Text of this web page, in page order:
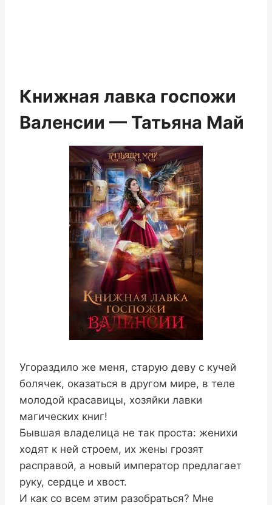
Книжная лавка госпожи
Валенсии — Татьяна Май
Угораздило же меня, старую деву с кучей
болячек, оказаться в другом мире, в теле
молодой красавицы, хозяйки лавки
магических книг!
Бывшая владелица не так проста: женихи
ходят к ней строем, их жены грозят
расправой, а новый император предлагает
руку, сердце и хвост.
И как со всем этим разобраться? Мне